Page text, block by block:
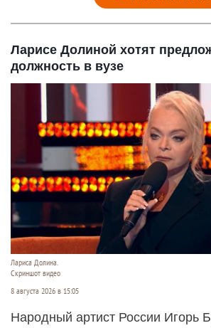
Ларисе Долиной хотят
должность в вузе
Лариса Долина.
Скриншот видео
8 августа 2026 в 15:05
Народный артист России Игорь